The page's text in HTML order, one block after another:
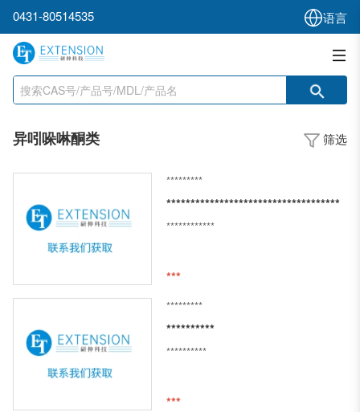
0431-80514535 语言
异吲哚啉酮类 筛选
*********
************************************
************
***
*********
**********
**********
***